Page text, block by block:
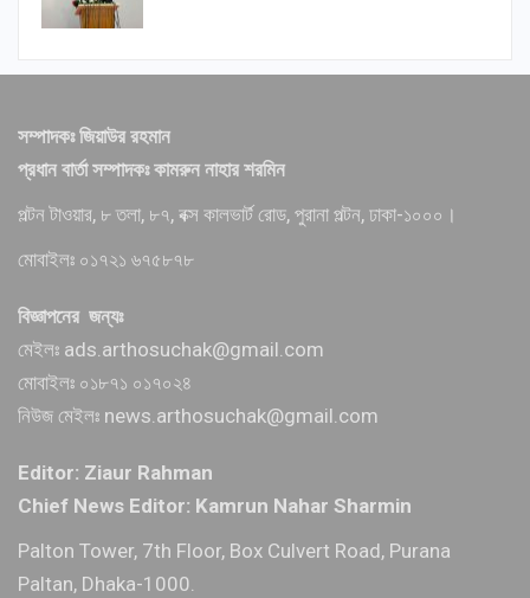
সম্পাদকঃ জিয়াউর রহমান
প্রধান বার্তা সম্পাদকঃ কামরুন নাহার শরমিন
পল্টন টাওয়ার, ৮ তলা, ৮৭, বক্স কালভার্ট রোড, পুরানা পল্টন, ঢাকা-১০০০।
মোবাইলঃ ০১৭২১ ৬৭৫৮৭৮
বিজ্ঞাপনের জন্যঃ
মেইলঃ ads.arthosuchak@gmail.com
মোবাইলঃ ০১৮৭১ ০১৭০২৪
নিউজ মেইলঃ news.arthosuchak@gmail.com
Editor: Ziaur Rahman
Chief News Editor: Kamrun Nahar Sharmin
Palton Tower, 7th Floor, Box Culvert Road, Purana
Paltan, Dhaka-1000.